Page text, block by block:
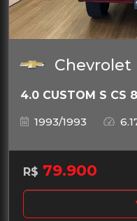
Chevrolet
4.0 CUSTOM S CS
1993/1993
R$ 79.900